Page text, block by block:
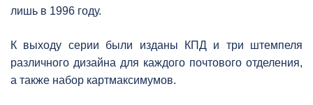
лишь в 1996 году.
К выходу серии были изданы КПД и три штемпеля
различного дизайна для каждого почтового отделения,
а также набор картмаксимумов.